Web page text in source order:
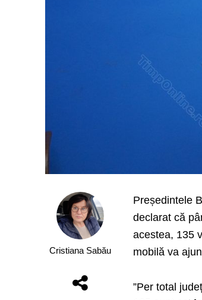
Cristiana Sabău
Președintele
declarat că
acestea, 135
mobilă va
”Per total